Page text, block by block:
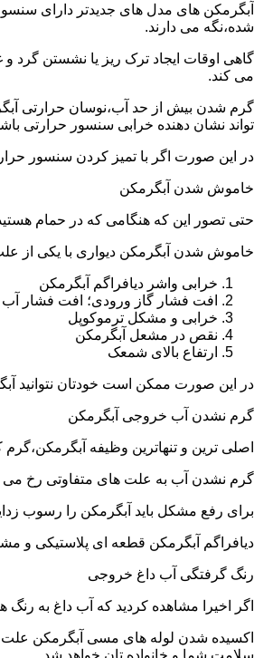
آبگرمکن های مدل های جدیدتر دارای
شده،نگه می دارند.
گاهی اوقات ایجاد ترک ریز یا نشستن گرد
می کند.
گرم شدن بیش از حد آب،نوسان حرارتی
تواند نشان دهنده خرابی سنسور حرارتی
در این صورت اگر با تمیز کردن سنسور
خاموش شدن آبگرمکن
حتی تصور این که هنگامی که در حمام
خاموش شدن آبگرمکن دیواری با یکی از
خرابی واشر دیافراگم آبگرمکن
افت فشار گاز ورودی؛ افت فشار
خرابی و مشکل ترموکوپل
نقص در مشعل آبگرمکن
ارتفاع بالای شمعک
در این صورت ممکن است خودتان نتوانید
گرم نشدن آب خروجی آبگرمکن
اصلی ترین و تنهاترین وظیفه
گرم نشدن آب به علت های متفاوتی رخ می
برای رفع مشکل باید آبگرمکن را رسوب
دیافراگم آبگرمکن قطعه ای پلاستیکی و
رنگ گرفتگی آب داغ خروجی
اگر اخیرا مشاهده کردید که آب داغ به
اکسیده شدن لوله های مسی آبگرمکن علت
سلامت شما و خانواده تان خواهد شد.